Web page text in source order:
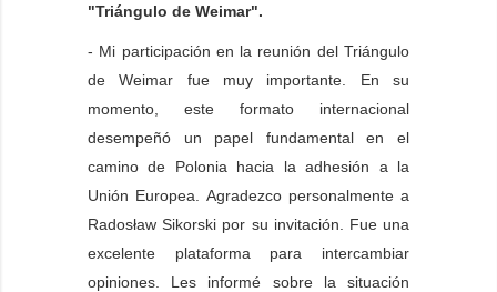
"Triángulo de Weimar".
- Mi participación en la reunión del Triángulo
de Weimar fue muy importante. En su
momento, este formato internacional
desempeñó un papel fundamental en el
camino de Polonia hacia la adhesión a la
Unión Europea. Agradezco personalmente a
Radosław Sikorski por su invitación. Fue una
excelente plataforma para intercambiar
opiniones. Les informé sobre la situación